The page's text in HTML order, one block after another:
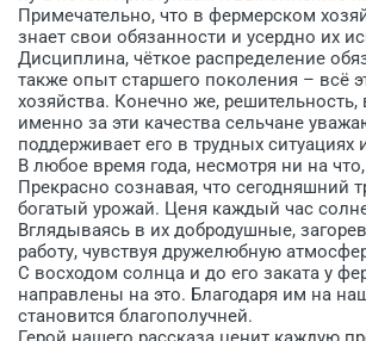
Примечательно, что в фермерском
знает свои обязанности и усердно их
Дисциплина, чёткое распределение
также опыт старшего поколе­ния – всё
хозяйства. Конечно же,
именно за эти качества сельчане
поддерживает его в трудных
В любое время года, несмотря ни на
Прекрасно сознавая, что сегодняшний
богатый урожай. Ценя каждый час
Вглядываясь в их добродушные,
работу, чувствуя дружелюбную
С восходом солнца и до его заката у
направлены на это. Благодаря им на
становится благополучней.